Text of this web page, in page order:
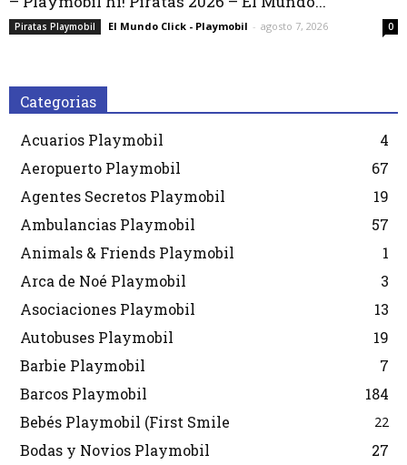
Piratas Playmobil El Mundo Click - Playmobil - agosto 7, 2026 0
Categorias
Acuarios Playmobil
4
Aeropuerto Playmobil
67
Agentes Secretos Playmobil
19
Ambulancias Playmobil
57
Animals & Friends Playmobil
1
Arca de Noé Playmobil
3
Asociaciones Playmobil
13
Autobuses Playmobil
19
Barbie Playmobil
7
Barcos Playmobil
184
Bebés Playmobil (First Smile
22
Bodas y Novios Playmobil
27